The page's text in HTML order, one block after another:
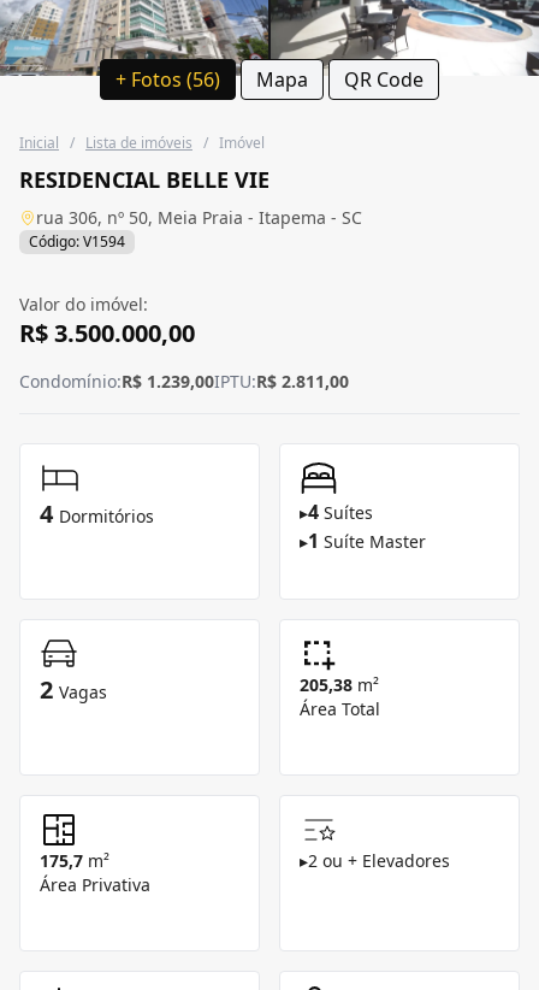
+ Fotos (56) Mapa QR Code
Inicial / Lista de imóveis / Imóvel
RESIDENCIAL BELLE VIE
rua 306, nº 50, Meia Praia - Itapema - SC
Código: V1594
Valor do imóvel:
R$ 3.500.000,00
Condomínio:R$ 1.239,00IPTU:R$ 2.811,00
4 Dormitórios ▸4 Suítes
▸1 Suíte Master
2 Vagas 205,38 m²
Área Total
175,7 m²
Área Privativa
▸2 ou + Elevadores